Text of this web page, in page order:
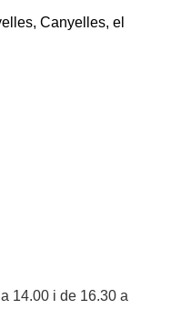
Canyelles, el
14.00 i de 16.30 a